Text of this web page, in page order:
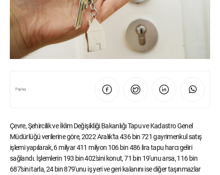
Paylaş
Çevre, Şehircilik ve İklim Değişikliği Bakanlığı Tapu ve Kadastro Genel
Müdürlüğü verilerine göre, 2022 Aralık'ta 436 bin 721 gayrimenkul satış
işlemi yapılarak, 6 milyar 411 milyon 106 bin 486 lira tapu harcı geliri
sağlandı. İşlemlerin 193 bin 402'sini konut, 71 bin 19'unu arsa, 116 bin
687'sini tarla, 24 bin 879'unu iş yeri ve geri kalanını ise diğer taşınmazlar